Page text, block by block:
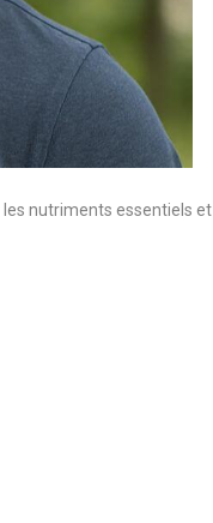
nutriments essentiels et